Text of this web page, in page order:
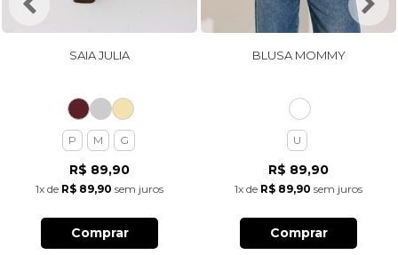
SAIA JULIA
P M G
R$ 89,90
1x de R$ 89,90 sem juros
Comprar
BLUSA MOMMY
U
R$ 89,90
1x de R$ 89,90 sem juros
Comprar